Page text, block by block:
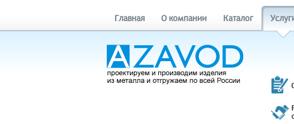
Главная О компании Каталог